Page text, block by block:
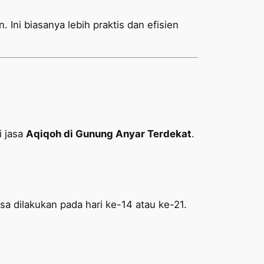
Ini biasanya lebih praktis dan efisien
jasa Aqiqoh di Gunung Anyar Terdekat.
dilakukan pada hari ke-14 atau ke-21.